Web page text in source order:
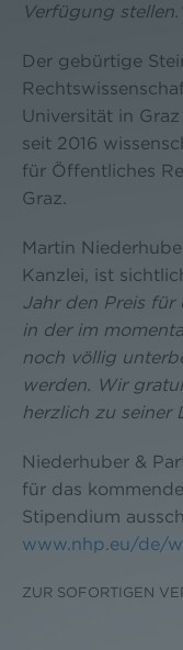
Verfügung stellen.“
Der gebürtige
Universität in
seit 2016
für Öffentliches
Graz.
Martin
Kanzlei, ist
Jahr den Preis für
in der im
noch völlig
werden. Wir
herzlich zu seiner
Niederhuber &
für das
Stipendium
www.nhp.eu/de/
ZUR SOFORTIGEN